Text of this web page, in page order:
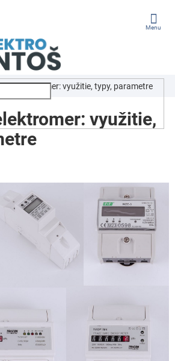
elektromer: využitie, typy, parametre
využitie,